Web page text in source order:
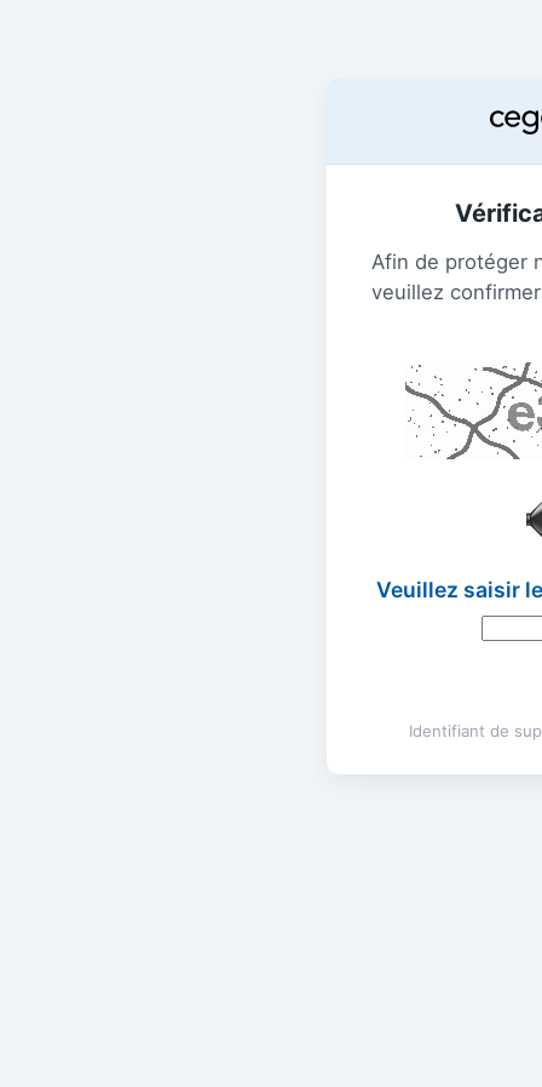
Afin de protéger
veuillez
Veuillez saisir
Identifiant de